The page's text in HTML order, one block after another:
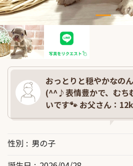
おっとりと穏やかなの
(^^♪表情豊かで、むち
いです🐾 お父さん：
性別
男の子